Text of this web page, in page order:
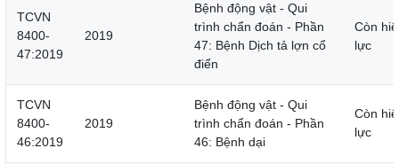
TCVN
8400-
47:2019
2019
Bệnh động vật - Qui
trình chẩn đoán - Phần
47: Bệnh Dịch tả lợn cổ
điển
Còn
lực
TCVN
8400-
46:2019
2019
Bệnh động vật - Qui
trình chẩn đoán - Phần
46: Bệnh dại
Còn
lực